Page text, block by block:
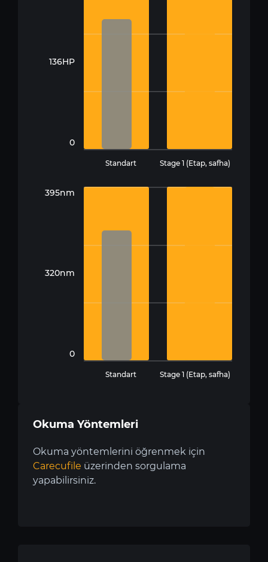
136HP
0
Standart Stage 1 (Etap, safha)
395nm
320nm
0
Standart Stage 1 (Etap, safha)
Okuma Yöntemleri
Okuma yöntemlerini öğrenmek için
Carecufile üzerinden sorgulama
yapabilirsiniz.